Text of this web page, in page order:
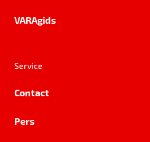
VARAgids
Service
Contact
Pers